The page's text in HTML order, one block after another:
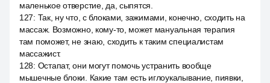
маленькое отверстие, да, сыпятся.
127: Так, ну что, с блоками, зажимами, конечно, сходить на
массаж. Возможно, кому-то, может мануальная терапия
там поможет, не знаю, сходить к таким специалистам
массажист.
128: Остапат, они могут помочь устранить вообще
мышечные блоки. Какие там есть иглоукалывание, пиявки,